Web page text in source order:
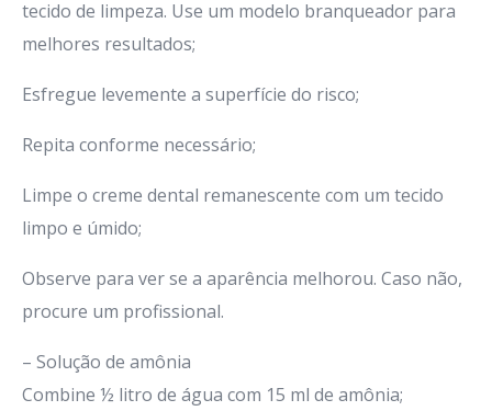
tecido de limpeza. Use um modelo branqueador para
melhores resultados;
Esfregue levemente a superfície do risco;
Repita conforme necessário;
Limpe o creme dental remanescente com um tecido
limpo e úmido;
Observe para ver se a aparência melhorou. Caso não,
procure um profissional.
– Solução de amônia
Combine ½ litro de água com 15 ml de amônia;